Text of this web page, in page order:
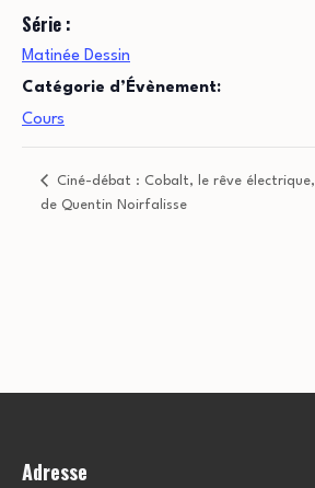
Série :
Matinée Dessin
Catégorie d’Évènement:
Cours
Ciné-débat : Cobalt, le rêve électrique,
de Quentin Noirfalisse
Adresse